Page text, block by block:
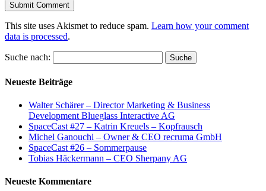
This site uses Akismet to reduce spam. Learn how your comment
data is processed.
Suche nach:
Neueste Beiträge
Walter Schärer – Director Marketing & Business
Development Blueglass Interactive AG
SpaceCast #27 – Katrin Kreuels – Kopfrausch
Michel Ganouchi – Owner & CEO recruma GmbH
SpaceCast #26 – Sommerpause
Tobias Häckermann – CEO Sherpany AG
Neueste Kommentare